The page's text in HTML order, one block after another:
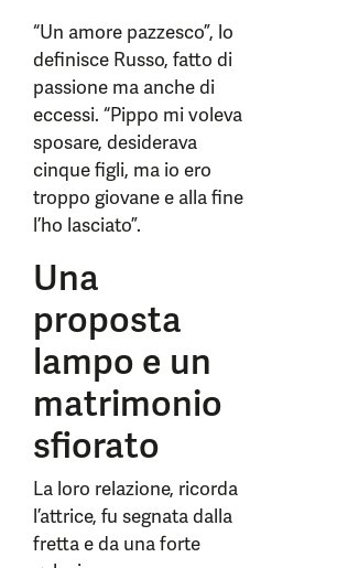
“Un amore pazzesco”, lo
definisce Russo, fatto di
passione ma anche di
eccessi. “Pippo mi voleva
sposare, desiderava
cinque figli, ma io ero
troppo giovane e alla fine
l’ho lasciato”.
Una
proposta
lampo e un
matrimonio
sfiorato
La loro relazione, ricorda
l’attrice, fu segnata dalla
fretta e da una forte